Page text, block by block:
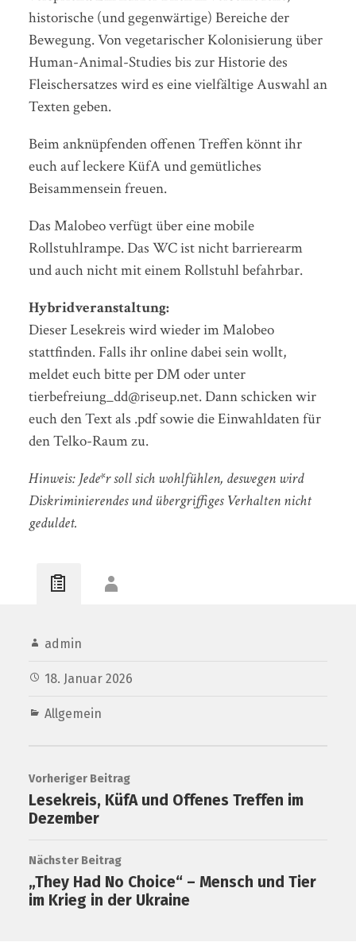
historische (und gegenwärtige) Bereiche der
Bewegung. Von vegetarischer Kolonisierung über
Human-Animal-Studies bis zur Historie des
Fleischersatzes wird es eine vielfältige Auswahl an
Texten geben.
Beim anknüpfenden offenen Treffen könnt ihr
euch auf leckere KüfA und gemütliches
Beisammensein freuen.
Das Malobeo verfügt über eine mobile
Rollstuhlrampe. Das WC ist nicht barrierearm
und auch nicht mit einem Rollstuhl befahrbar.
Hybridveranstaltung:
Dieser Lesekreis wird wieder im Malobeo
stattfinden. Falls ihr online dabei sein wollt,
meldet euch bitte per DM oder unter
tierbefreiung_dd@riseup.net. Dann schicken wir
euch den Text als .pdf sowie die Einwahldaten für
den Telko-Raum zu.
Hinweis: Jede*r soll sich wohlfühlen, deswegen wird
Diskriminierendes und übergriffiges Verhalten nicht
geduldet.
admin
18. Januar 2026
Allgemein
Vorheriger Beitrag
Lesekreis, KüfA und Offenes Treffen im
Dezember
Nächster Beitrag
„They Had No Choice“ – Mensch und Tier
im Krieg in der Ukraine